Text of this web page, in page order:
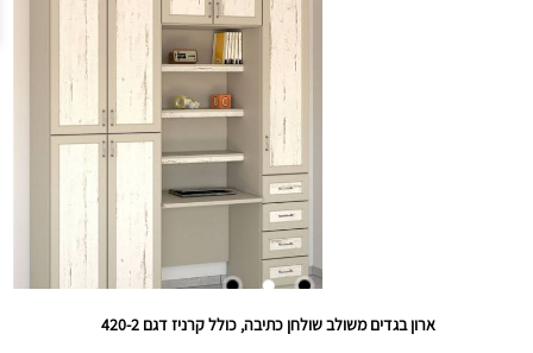
ארון בגדים משולב שולחן כתיבה, כולל קרניז דגם 420-2